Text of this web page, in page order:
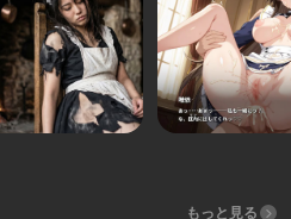
もっと見る